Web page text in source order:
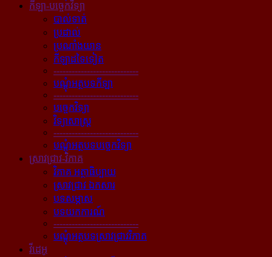
កីឡា-បច្ចេកវិទ្យា
បាល់ទាត់
ប្រដាល់
ប្រណាំងយាន
កីឡាដទៃទៀត
----------------------------
បណ្ដុំអត្ថបទកីឡា
----------------------------
បច្ចេកវិទ្យា
វិទ្យាសាស្ត្រ
----------------------------
បណ្ដុំអត្ថបទបច្ចេកវិទ្យា
ស្រាវជ្រាវ-វិភាគ
វិភាគ អត្ថាធិប្បាយ
ស្រាវជ្រាវ ឯកសារ
បទសម្ភាស
បទយកការណ៍
----------------------------
បណ្ដុំអត្ថបទស្រាវជ្រាវវិភាគ
វីដេអូ